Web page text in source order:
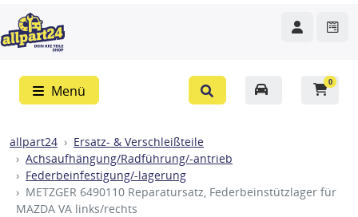
Menü
0
allpart24
Ersatz- & Verschleißteile
Achsaufhängung/Radführung/-antrieb
Federbeinfestigung/-lagerung
METZGER 6490110 Reparatursatz, Federbeinstützlager für
MAZDA VA links/rechts